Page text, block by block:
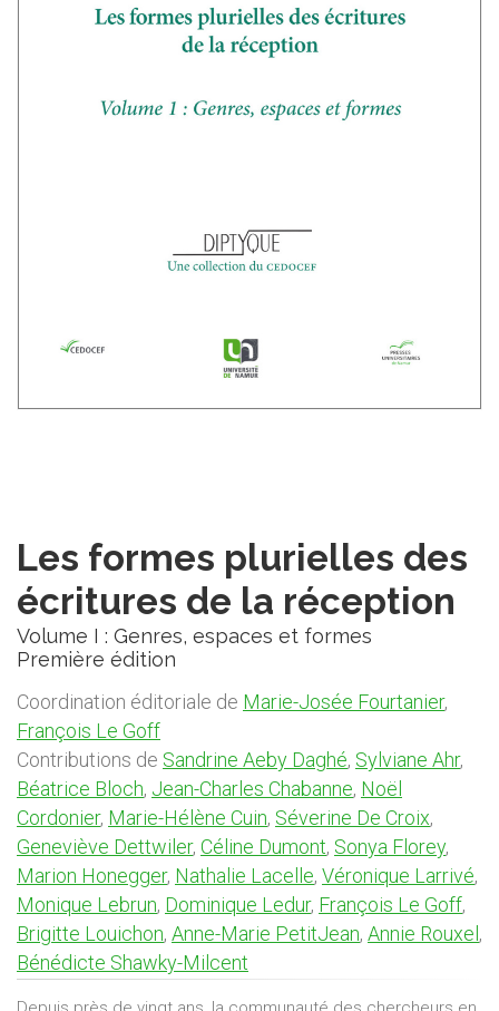
Les formes plurielles des
écritures de la réception
Volume I : Genres, espaces et formes
Première édition
Coordination éditoriale de Marie-Josée Fourtanier,
François Le Goff
Contributions de Sandrine Aeby Daghé, Sylviane Ahr,
Béatrice Bloch, Jean-Charles Chabanne, Noël
Cordonier, Marie-Hélène Cuin, Séverine De Croix,
Geneviève Dettwiler, Céline Dumont, Sonya Florey,
Marion Honegger, Nathalie Lacelle, Véronique Larrivé,
Monique Lebrun, Dominique Ledur, François Le Goff,
Brigitte Louichon, Anne-Marie PetitJean, Annie Rouxel,
Bénédicte Shawky-Milcent